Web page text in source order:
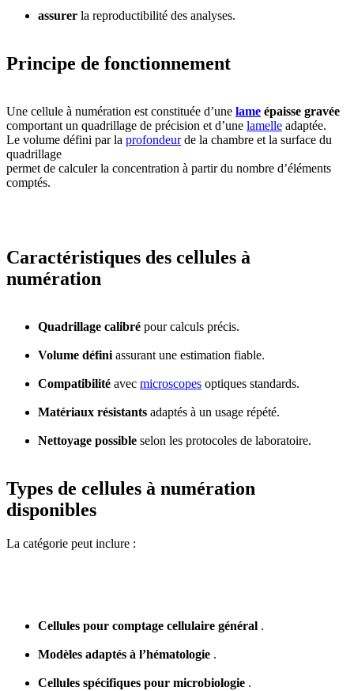
assurer la reproductibilité des analyses.
Principe de fonctionnement
Une cellule à numération est constituée d’une lame épaisse gravée
comportant un quadrillage de précision et d’une lamelle adaptée.
Le volume défini par la profondeurde la chambre et la surface du
quadrillage
permet de calculer la concentration à partir du nombre d’éléments
comptés.
Caractéristiques des cellules à
numération
Quadrillage calibré pour calculs précis.
Volume défini assurant une estimation fiable.
Compatibilité avec microscopes optiques standards.
Matériaux résistants adaptés à un usage répété.
Nettoyage possible selon les protocoles de laboratoire.
Types de cellules à numération
disponibles
La catégorie peut inclure :
Cellules pour comptage cellulaire général .
Modèles adaptés à l’hématologie .
Cellules spécifiques pour microbiologie .